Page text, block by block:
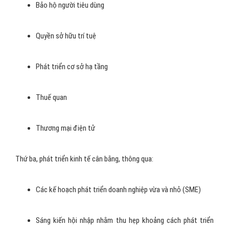
Bảo hộ người tiêu dùng
Quyền sở hữu trí tuệ
Phát triển cơ sở hạ tầng
Thuế quan
Thương mại điện tử
Thứ ba, phát triển kinh tế cân bằng, thông qua:
Các kế hoạch phát triển doanh nghiệp vừa và nhỏ (SME)
Sáng kiến hội nhập nhằm thu hẹp khoảng cách phát triển